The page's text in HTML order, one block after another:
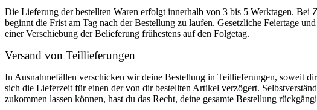
Die Lieferung der bestellten Waren erfolgt innerhalb von 3 bis 5 Werktagen.
beginnt die Frist am Tag nach der Bestellung zu laufen. Gesetzliche Feiertage
einer Verschiebung der Belieferung frühestens auf den Folgetag.
Versand von Teillieferungen
In Ausnahmefällen verschicken wir deine Bestellung in Teillieferungen, soweit
sich die Lieferzeit für einen der von dir bestellten Artikel verzögert.
zukommen lassen können, hast du das Recht, deine gesamte Bestellung